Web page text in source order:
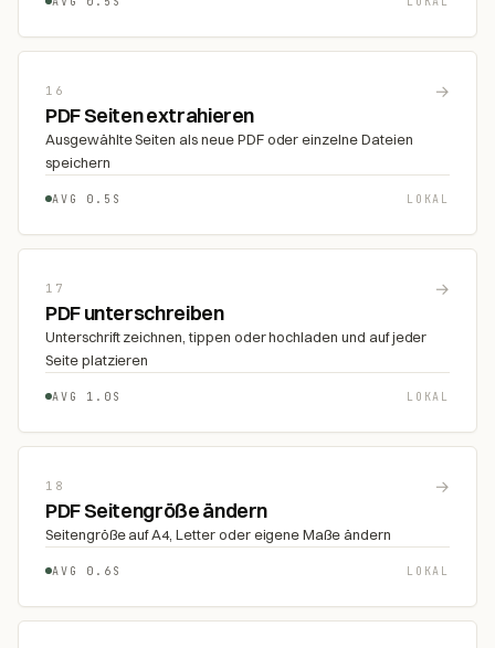
16 →
PDF Seiten extrahieren
Ausgewählte Seiten als neue PDF oder einzelne Dateien
speichern
AVG 0.5S LOKAL
17 →
PDF unterschreiben
Unterschrift zeichnen, tippen oder hochladen und auf jeder
Seite platzieren
AVG 1.0S LOKAL
18 →
PDF Seitengröße ändern
Seitengröße auf A4, Letter oder eigene Maße ändern
AVG 0.6S LOKAL